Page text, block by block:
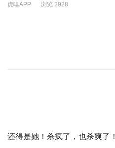
虎嗅APP 浏览 2928
还得是她！杀疯了，也杀爽了！